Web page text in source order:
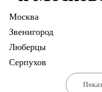
Москва
Звенигород
Люберцы
Серпухов